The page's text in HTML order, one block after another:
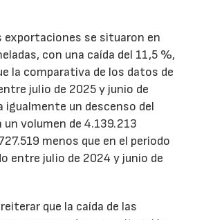
exportaciones se situaron en
con una caída del 11,5 %,
la comparativa de los datos de
julio de 2025 y junio de
igualmente un descenso del
un volumen de 4.139.213
menos que en el periodo
entre julio de 2024 y junio de
que la caída de las